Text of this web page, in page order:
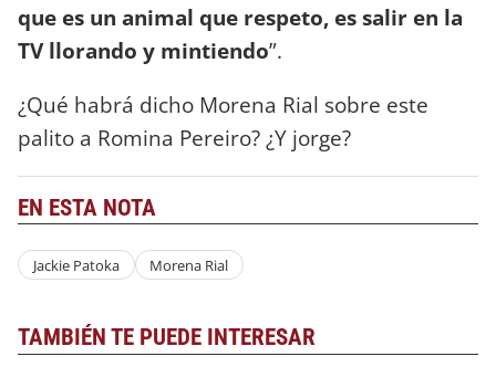
que es un animal que respeto, es salir en la
TV llorando y mintiendo”.
¿Qué habrá dicho Morena Rial sobre este
palito a Romina Pereiro? ¿Y jorge?
EN ESTA NOTA
Jackie Patoka Morena Rial
TAMBIÉN TE PUEDE INTERESAR